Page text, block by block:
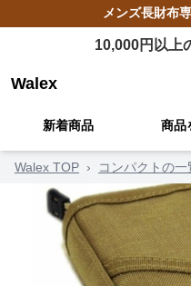
メンズ長財布
10,000円以上
Walex
新着商品 商品
Walex TOP › コンパクトの一